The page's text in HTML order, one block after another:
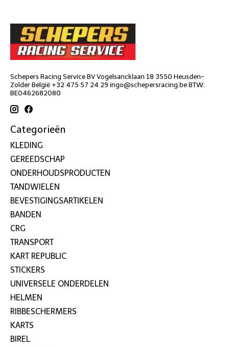
Schepers Racing Service BV Vogelsancklaan 18 3550 Heusden-
Zolder België +32 475 57 24 29 ingo@schepersracing.beBTW:
BE0462682080
Categorieën
KLEDING
GEREEDSCHAP
ONDERHOUDSPRODUCTEN
TANDWIELEN
BEVESTIGINGSARTIKELEN
BANDEN
CRG
TRANSPORT
KART REPUBLIC
STICKERS
UNIVERSELE ONDERDELEN
HELMEN
RIBBESCHERMERS
KARTS
BIREL